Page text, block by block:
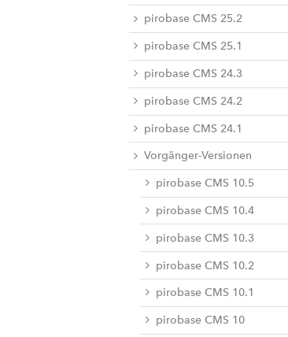
pirobase CMS 25.2
pirobase CMS 25.1
pirobase CMS 24.3
pirobase CMS 24.2
pirobase CMS 24.1
Vorgänger-Versionen
pirobase CMS 10.5
pirobase CMS 10.4
pirobase CMS 10.3
pirobase CMS 10.2
pirobase CMS 10.1
pirobase CMS 10